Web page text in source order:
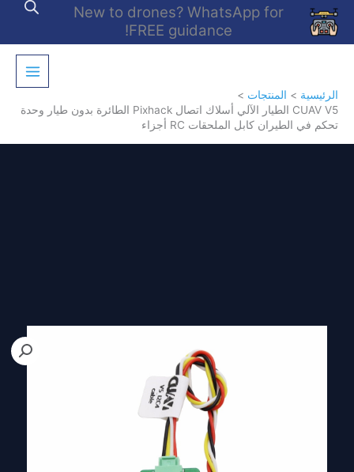
تخطي
المحتوى
New to drones? WhatsApp for
FREE guidance!
الرئيسية
المنتجات
CUAV V5 الطيار الآلي أسلاك اتصال Pixhack الطائرة بدون طيار وحدة
تحكم في الطيران كابل الملحقات RC أجزاء